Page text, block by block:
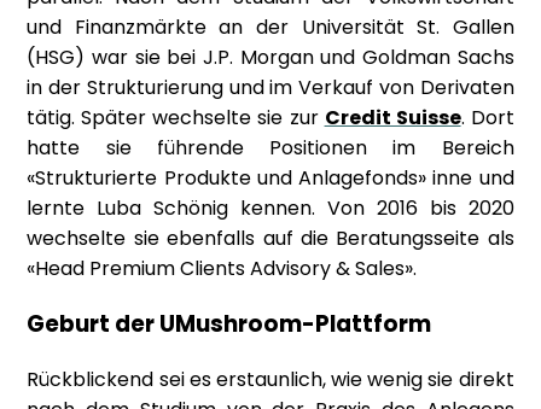
und Finanzmärkte an der Universität St. Gallen
(HSG) war sie bei J.P. Morgan und Goldman Sachs
in der Strukturierung und im Verkauf von Derivaten
tätig. Später wechselte sie zur Credit Suisse. Dort
hatte sie führende Positionen im Bereich
«Strukturierte Produkte und Anlagefonds» inne und
lernte Luba Schönig kennen. Von 2016 bis 2020
wechselte sie ebenfalls auf die Beratungsseite als
«Head Premium Clients Advisory & Sales».
Geburt der UMushroom-Plattform
Rückblickend sei es erstaunlich, wie wenig sie direkt